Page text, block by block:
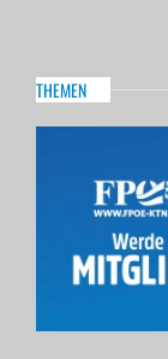
THEMEN